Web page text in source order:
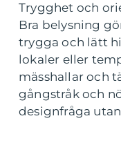
Trygghet och
Bra belysning
trygga och lätt
lokaler eller
mässhallar och
gångstråk och
designfråga